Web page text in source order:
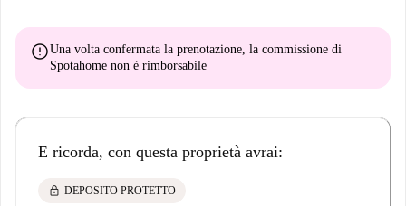
errorUna volta confermata la prenotazione, la commissione di
Spotahome non è rimborsabile
E ricorda, con questa proprietà avrai:
lock DEPOSITO PROTETTO